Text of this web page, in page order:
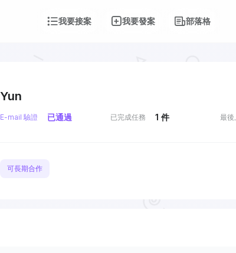
我要接案 我要發案 部落格
Yun
E-mail 驗證 已通過 已完成任務 1 件 最後
可長期合作